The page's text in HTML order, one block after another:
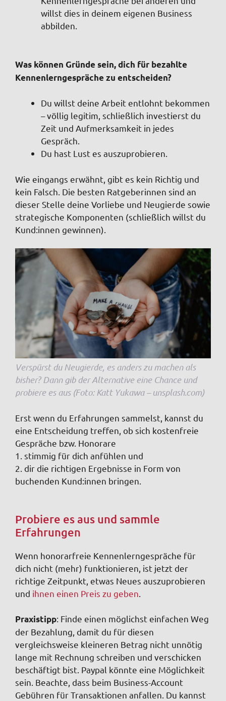
willst dies in deinem eigenen Business
abbilden.
Was können Gründe sein, dich für bezahlte
Kennenlerngespräche zu entscheiden?
Du willst deine Arbeit entlohnt bekommen
– völlig legitim, schließlich investierst du
Zeit und Aufmerksamkeit in jedes
Gespräch.
Du hast Lust es auszuprobieren.
Wie eingangs erwähnt, gibt es kein Richtig und
kein Falsch. Die besten Ratgeberinnen sind an
dieser Stelle deine Vorliebe und Neugierde sowie
strategische Komponenten (schließlich willst du
Kund:innen gewinnen).
Verspürst du Neugierde, es anders zu machen als
bisher? Dann gib der Alternative eine Chance und
probiere es aus (Foto: Katt Yukawa – unsplash.com)
Erst wenn du Erfahrungen sammelst, kannst du
eine Entscheidung treffen, ob sich kostenfreie
Gespräche bzw. Honorare
1. stimmig für dich anfühlen und
2. dir die richtigen Ergebnisse in Form von
buchenden Kund:innen bringen.
Probiere es aus und sammle
Erfahrungen
Wenn honorarfreie Kennenlerngespräche für
dich nicht (mehr) funktionieren, ist jetzt der
richtige Zeitpunkt, etwas Neues auszuprobieren
und ihnen einen Preis zu geben
Praxistipp: Finde einen möglichst einfachen Weg
der Bezahlung, damit du für diesen
vergleichsweise kleineren Betrag nicht unnötig
lange mit Rechnung schreiben und verschicken
beschäftigt bist. Paypal könnte eine Möglichkeit
sein. Beachte, dass beim Business-Account
Gebühren für Transaktionen anfallen. Du kannst